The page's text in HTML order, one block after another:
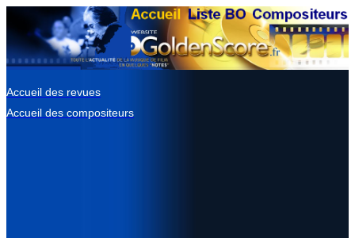
Accueil des revues
Accueil des compositeurs